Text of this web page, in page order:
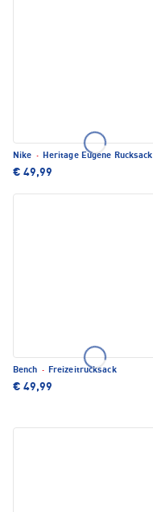
Nike · Heritage Eugene Rucksack
€ 49,99
Bench · Freizeitrucksack
€ 49,99